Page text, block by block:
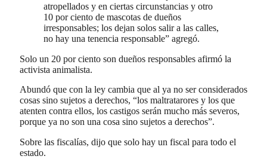
atropellados y en ciertas circunstancias y otro
10 por ciento de mascotas de dueños
irresponsables; los dejan solos salir a las calles,
no hay una tenencia responsable” agregó.
Solo un 20 por ciento son dueños responsables afirmó la
activista animalista.
Abundó que con la ley cambia que al ya no ser considerados
cosas sino sujetos a derechos, “los maltratarores y los que
atenten contra ellos, los castigos serán mucho más severos,
porque ya no son una cosa sino sujetos a derechos”.
Sobre las fiscalías, dijo que solo hay un fiscal para todo el
estado.